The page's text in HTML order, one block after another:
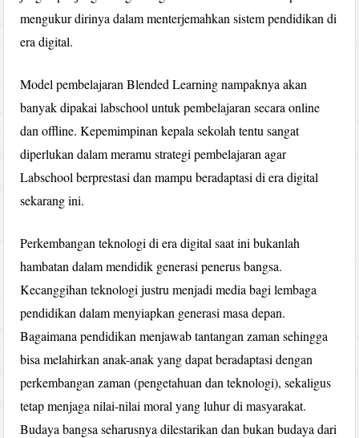
mengukur dirinya dalam menterjemahkan sistem pendidikan di
era digital.
Model pembelajaran Blended Learning nampaknya akan
banyak dipakai labschool untuk pembelajaran secara online
dan offline. Kepemimpinan kepala sekolah tentu sangat
diperlukan dalam meramu strategi pembelajaran agar
Labschool berprestasi dan mampu beradaptasi di era digital
sekarang ini.
Perkembangan teknologi di era digital saat ini bukanlah
hambatan dalam mendidik generasi penerus bangsa.
Kecanggihan teknologi justru menjadi media bagi lembaga
pendidikan dalam menyiapkan generasi masa depan.
Bagaimana pendidikan menjawab tantangan zaman sehingga
bisa melahirkan anak-anak yang dapat beradaptasi dengan
perkembangan zaman (pengetahuan dan teknologi), sekaligus
tetap menjaga nilai-nilai moral yang luhur di masyarakat.
Budaya bangsa seharusnya dilestarikan dan bukan budaya dari